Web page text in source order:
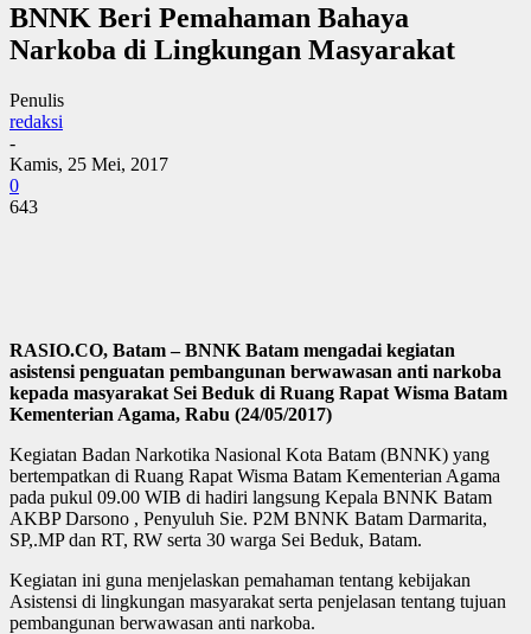
BNNK Beri Pemahaman Bahaya
Narkoba di Lingkungan Masyarakat
Penulis
redaksi
-
Kamis, 25 Mei, 2017
0
643
RASIO.CO, Batam – BNNK Batam mengadai kegiatan
asistensi penguatan pembangunan berwawasan anti narkoba
kepada masyarakat Sei Beduk di Ruang Rapat Wisma Batam
Kementerian Agama, Rabu (24/05/2017)
Kegiatan Badan Narkotika Nasional Kota Batam (BNNK) yang
bertempatkan di Ruang Rapat Wisma Batam Kementerian Agama
pada pukul 09.00 WIB di hadiri langsung Kepala BNNK Batam
AKBP Darsono , Penyuluh Sie. P2M BNNK Batam Darmarita,
SP,.MP dan RT, RW serta 30 warga Sei Beduk, Batam.
Kegiatan ini guna menjelaskan pemahaman tentang kebijakan
Asistensi di lingkungan masyarakat serta penjelasan tentang tujuan
pembangunan berwawasan anti narkoba.